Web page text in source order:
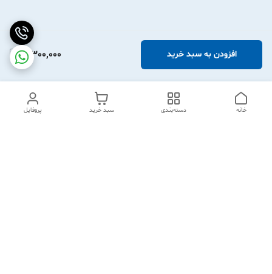
3,300,000 افزودن به سبد خرید
پروفایل سبد خرید دسته‌بندی خانه